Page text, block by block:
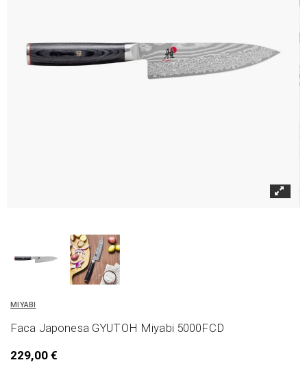
MIYABI
Faca Japonesa GYUTOH Miyabi 5000FCD
229,00 €